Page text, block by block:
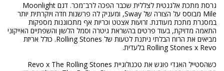
גרסת מתכת אלגנטית לצללית שכבר הפכה לרב־מכר. דגם Moonlight
Mile מבוסס על הצורה של Sway, ומעניק לה פרשנות חדה ויוקרתית יותר
במסגרת מתכת מעודנת. זרועות אצטט וכריות אף מתכווננות מספקות
התאמה מדויקת, בעוד פרטים בהשראת גיטרה וסמל הלשון והשפתיים האייקוני
מביאים את הרוח הבלתי ניתנת לטעות של Rolling Stones. כולל אריזת